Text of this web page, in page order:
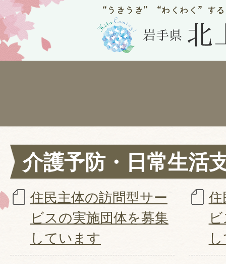
介護予防・日常生活
住民主体の訪問型サー
ビスの実施団体を募集
しています
住